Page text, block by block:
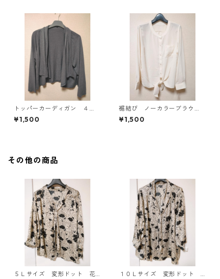
トッパーカーディガン ４
Ｌ グレー KAE-4814
¥1,500
裾結び ノーカラーブラウ
ス ３Ｌ アイボリー KAE-
4813
¥1,500
その他の商品
５Ｌサイズ 変形ドット 花
１０Ｌサイズ 変形ドット